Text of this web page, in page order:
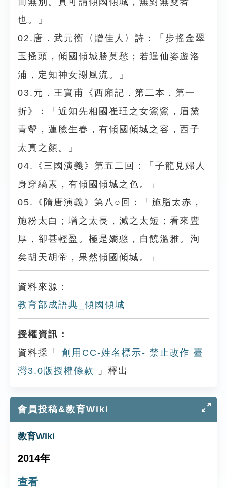
也。」
02.唐．武元衡〈贈佳人〉詩：「步搖金翠
玉搔頭，傾國傾城勝莫愁；若逞仙姿遊洛
浦，定知神女謝風流。」
03.元．王實甫《西廂記．第二本．第一
折》：「近知先相國崔玨之女鶯鶯，眉黛
青顰，蓮臉生春，有傾國傾城之容，西子
太真之顏。」
04.《三國演義》第五二回：「子龍見婦人
身穿縞素，有傾國傾城之色。」
05.《隋唐演義》第八○回：「施脂太赤，
施粉太白；增之太長，減之太短；看來豐
厚，卻甚輕盈。極是嬌憨，自饒溫雅。洵
矣胡天胡帝，果然傾國傾城。」
資料來源：
教育部成語典_傾國傾城
授權資訊：
資料採「
創用CC-姓名標示- 禁止改作 臺
灣3.0版授權條款
」釋出
會員投稿&教育Wiki
教育Wiki
2014年
查看